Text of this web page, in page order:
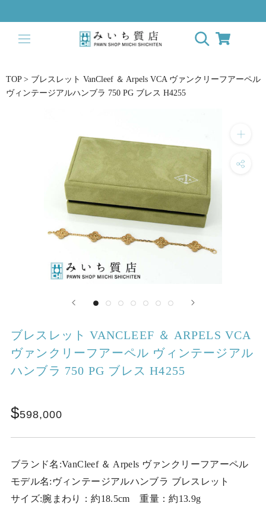
to
content
TOP > ブレスレット VanCleef ＆ Arpels VCA ヴァンクリーフアーペル
ヴィンテージアルハンブラ 750 PG ブレス H4255
ブレスレット VANCLEEF ＆ ARPELS VCA
ヴァンクリーフアーペル ヴィンテージアル
ハンブラ 750 PG ブレス H4255
598,000
ブランド名:VanCleef ＆ Arpels ヴァンクリーフアーペル
モデル名:ヴィンテージアルハンブラ ブレスレット
サイズ:腕まわり：約18.5cm 重量：約13.9g